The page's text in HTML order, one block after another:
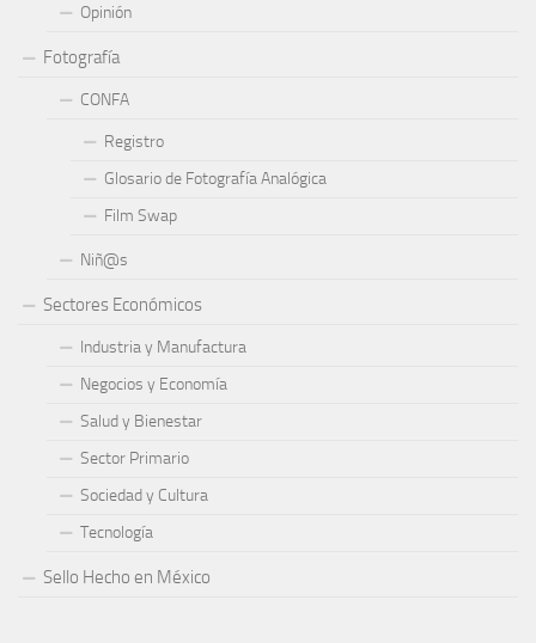
Opinión
Fotografía
CONFA
Registro
Glosario de Fotografía Analógica
Film Swap
Niñ@s
Sectores Económicos
Industria y Manufactura
Negocios y Economía
Salud y Bienestar
Sector Primario
Sociedad y Cultura
Tecnología
Sello Hecho en México